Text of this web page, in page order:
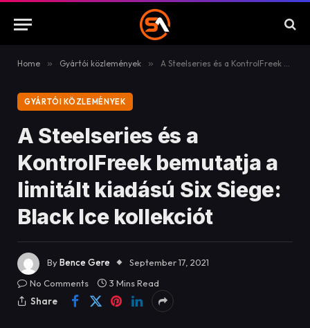
Home » Gyártói közlemények » A Steelseries és a KontrolFreek bemutatja a limitált kiadású Six Siege: Black Ice kollekciót
GYÁRTÓI KÖZLEMÉNYEK
A Steelseries és a
KontrolFreek bemutatja a
limitált kiadású Six Siege:
Black Ice kollekciót
ByBence Gere
September 17, 2021
No Comments
3 Mins Read
Share